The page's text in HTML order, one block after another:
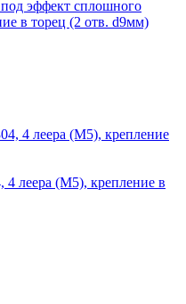
эффект сплошного
в торец (2 отв. d9мм)
леера (М5), крепление в